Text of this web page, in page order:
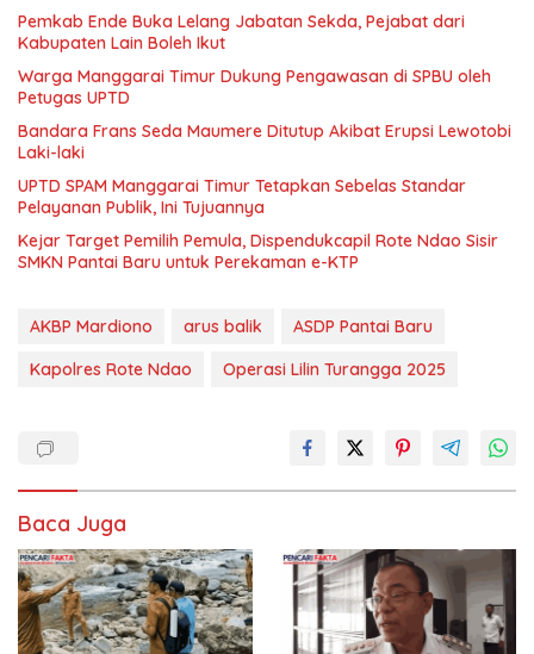
Pemkab Ende Buka Lelang Jabatan Sekda, Pejabat dari
Kabupaten Lain Boleh Ikut
Warga Manggarai Timur Dukung Pengawasan di SPBU oleh
Petugas UPTD
Bandara Frans Seda Maumere Ditutup Akibat Erupsi Lewotobi
Laki-laki
UPTD SPAM Manggarai Timur Tetapkan Sebelas Standar
Pelayanan Publik, Ini Tujuannya
Kejar Target Pemilih Pemula, Dispendukcapil Rote Ndao Sisir
SMKN Pantai Baru untuk Perekaman e-KTP
AKBP Mardiono arus balik
ASDP Pantai Baru
Kapolres Rote Ndao
Operasi Lilin Turangga 2025
Baca Juga